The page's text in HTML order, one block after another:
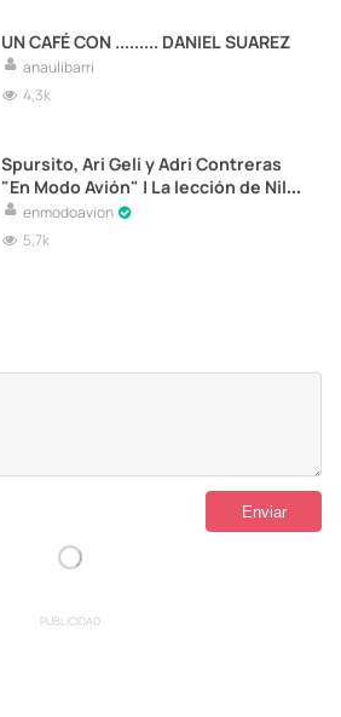
UN CAFÉ CON ......... DANIEL SUAREZ
anaulibarri
4,3k
Spursito, Ari Geli y Adri Contreras
"En Modo Avión" | La lección de Nil
Ojeda a Spursito
enmodoavion
5,7k
PUBLICIDAD